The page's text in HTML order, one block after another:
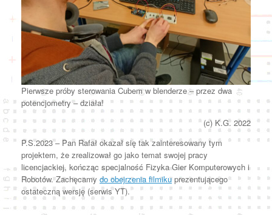
Pierwsze próby sterowania Cubem w blenderze – przez dwa
potencjometry – działa!
(c) K.G. 2022
P.S.2023 – Pan Rafał okazał się tak zainteresowany tym
projektem, że zrealizował go jako temat swojej pracy
licencjackiej, kończąc specjalność Fizyka Gier Komputerowych i
Robotów. Zachęcamy do obejrzenia filmikuprezentującego
ostateczną wersję (serwis YT).